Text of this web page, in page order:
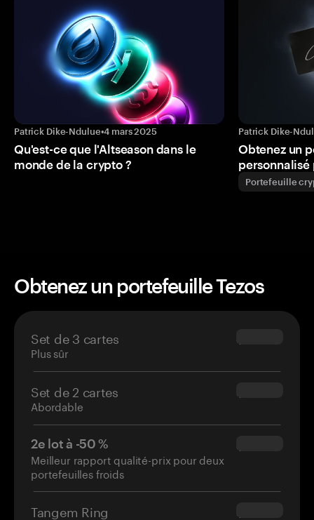
Patrick Dike-Ndulue•4 mars 2025
Qu'est-ce que l'Altseason dans le
monde de la crypto ?
Patrick Dike-
Obtenez un
personnalisé
Portefeuille
Obtenez un portefeuille Tezos
Set de 3 cartes
Plus sûr
$69.90
Set de 2 cartes
Abordable
$54.90
2e lot à -50 %
Meilleur rapport qualité-prix pour deux
portefeuilles froids
$34.95
Tangem Ring $160.00